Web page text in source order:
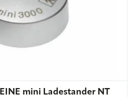
mini Ladestander NT